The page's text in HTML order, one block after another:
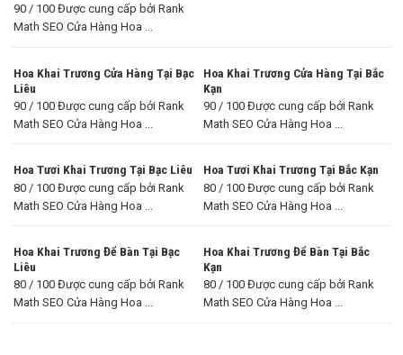
90 / 100 Được cung cấp bởi Rank
Math SEO Cửa Hàng Hoa ...
Hoa Khai Trương Cửa Hàng Tại Bạc
Liêu
90 / 100 Được cung cấp bởi Rank
Math SEO Cửa Hàng Hoa ...
Hoa Khai Trương Cửa Hàng Tại Bắc
Kạn
90 / 100 Được cung cấp bởi Rank
Math SEO Cửa Hàng Hoa ...
Hoa Tươi Khai Trương Tại Bạc Liêu
80 / 100 Được cung cấp bởi Rank
Math SEO Cửa Hàng Hoa ...
Hoa Tươi Khai Trương Tại Bắc Kạn
80 / 100 Được cung cấp bởi Rank
Math SEO Cửa Hàng Hoa ...
Hoa Khai Trương Để Bàn Tại Bạc
Liêu
80 / 100 Được cung cấp bởi Rank
Math SEO Cửa Hàng Hoa ...
Hoa Khai Trương Để Bàn Tại Bắc
Kạn
80 / 100 Được cung cấp bởi Rank
Math SEO Cửa Hàng Hoa ...